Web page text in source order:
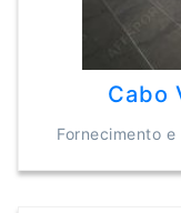
Cabo
Fornecimento